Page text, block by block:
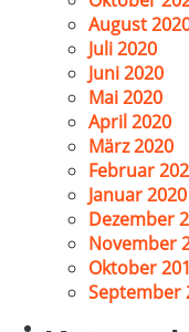
August
Juli 2020
Juni 2020
Mai 2020
April 2020
März 2020
Februar
Januar 2020
Dezember
November
Oktober
September